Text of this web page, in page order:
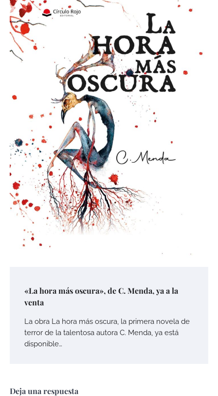
«La hora más oscura», de C. Menda, ya a la
venta
La obra La hora más oscura, la primera novela de
terror de la talentosa autora C. Menda, ya está
disponible…
Deja una respuesta